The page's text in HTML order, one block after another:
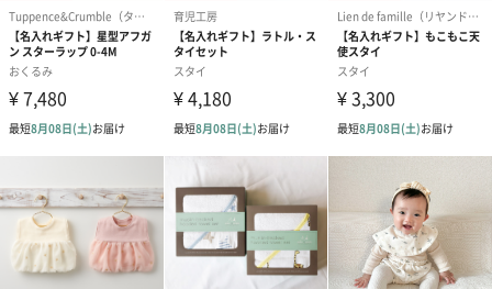
結婚祝い（御結婚御
祝）（110円）
出産祝い（御出産御
祝）（110円）
結婚内祝い（
出産祝いギフトへの＋αにおすすめです。お母様にもお子様にも嬉
しいギフトオプションをご用意いたしました。
商品と同梱してお届けいたします。